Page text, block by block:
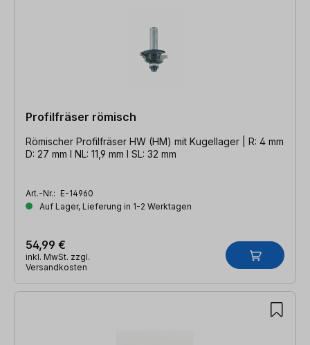
Profilfräser römisch
Römischer Profilfräser HW (HM) mit Kugellager | R: 4 mm
D: 27 mm l NL: 11,9 mm l SL: 32 mm
Art.-Nr.: E-14960
Auf Lager, Lieferung in 1-2 Werktagen
54,99 €
inkl. MwSt. zzgl.
Versandkosten